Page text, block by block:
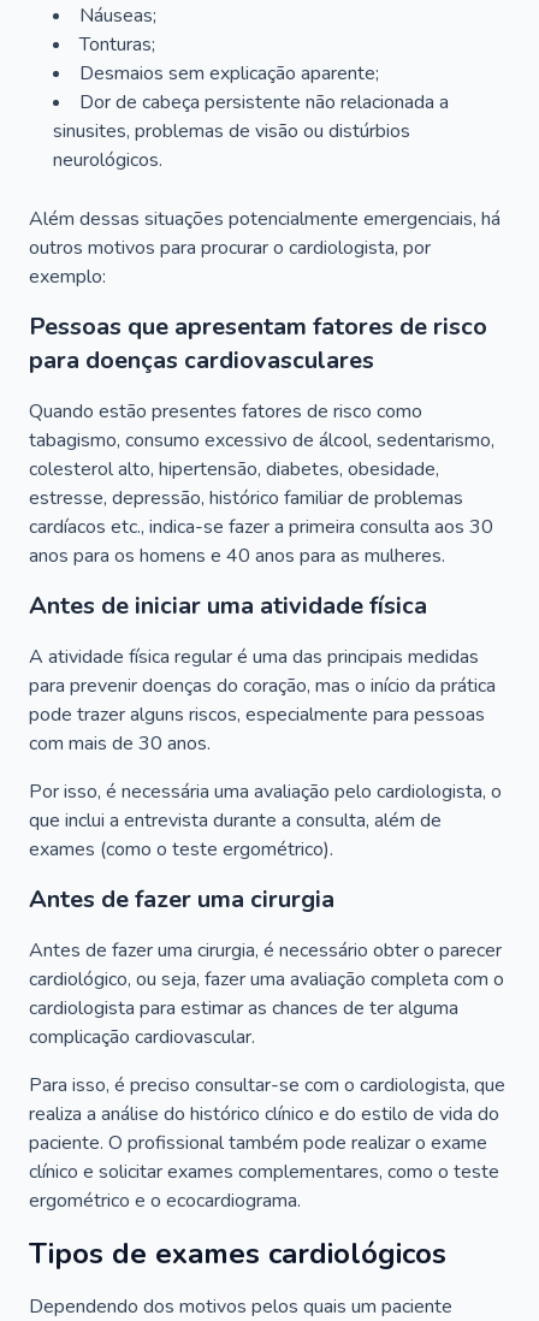
Náuseas;
Tonturas;
Desmaios sem explicação aparente;
Dor de cabeça persistente não relacionada a
sinusites, problemas de visão ou distúrbios
neurológicos.
Além dessas situações potencialmente emergenciais, há
outros motivos para procurar o cardiologista, por
exemplo:
Pessoas que apresentam fatores de risco
para doenças cardiovasculares
Quando estão presentes fatores de risco como
tabagismo, consumo excessivo de álcool, sedentarismo,
colesterol alto, hipertensão, diabetes, obesidade,
estresse, depressão, histórico familiar de problemas
cardíacos etc., indica-se fazer a primeira consulta aos 30
anos para os homens e 40 anos para as mulheres.
Antes de iniciar uma atividade física
A atividade física regular é uma das principais medidas
para prevenir doenças do coração, mas o início da prática
pode trazer alguns riscos, especialmente para pessoas
com mais de 30 anos.
Por isso, é necessária uma avaliação pelo cardiologista, o
que inclui a entrevista durante a consulta, além de
exames (como o teste ergométrico).
Antes de fazer uma cirurgia
Antes de fazer uma cirurgia, é necessário obter o parecer
cardiológico, ou seja, fazer uma avaliação completa com o
cardiologista para estimar as chances de ter alguma
complicação cardiovascular.
Para isso, é preciso consultar-se com o cardiologista, que
realiza a análise do histórico clínico e do estilo de vida do
paciente. O profissional também pode realizar o exame
clínico e solicitar exames complementares, como o teste
ergométrico e o ecocardiograma.
Tipos de exames cardiológicos
Dependendo dos motivos pelos quais um paciente